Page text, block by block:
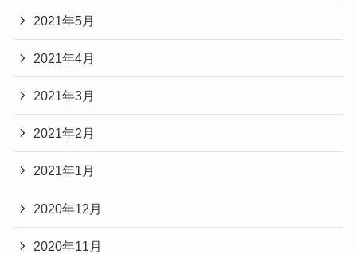
2021年5月
2021年4月
2021年3月
2021年2月
2021年1月
2020年12月
2020年11月